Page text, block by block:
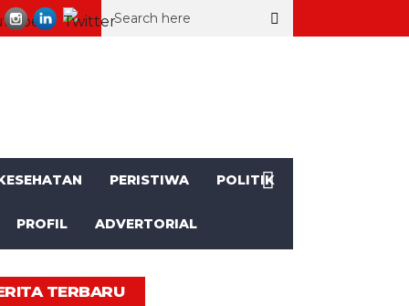
SD Muhammadiyah Mulusan II Unjuk Kemajuan
PERISTIWA POLITIK
PROFIL ADVERTORIAL
TERBARU